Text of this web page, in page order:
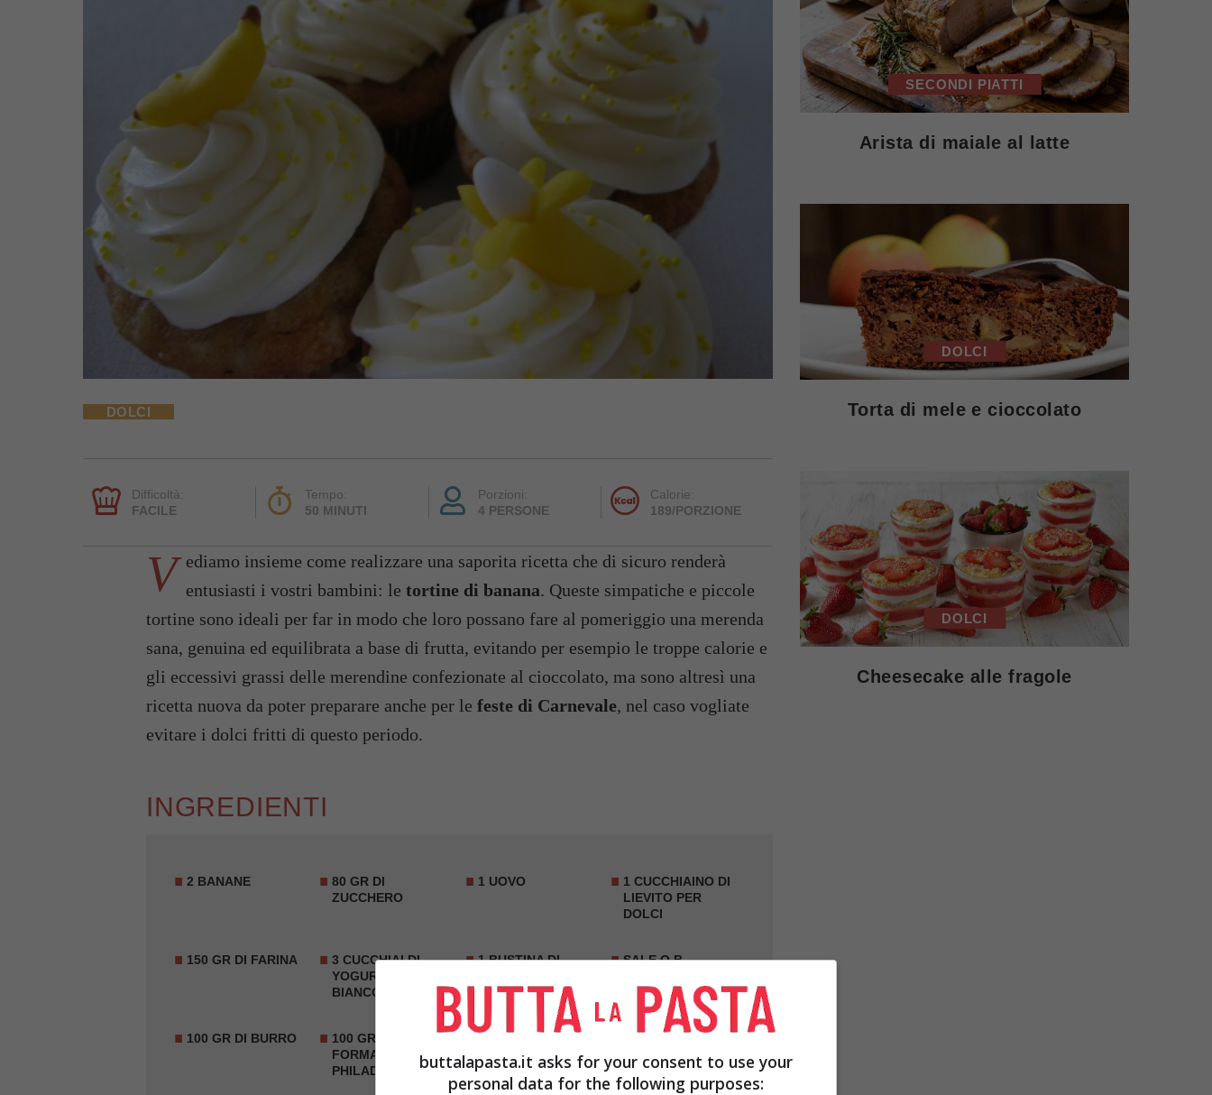
DOLCI
Difficoltà:
FACILE
Tempo:
50 MINUTI
Porzioni:
4 PERSONE
Calorie:
189/PORZIONE
V ediamo insieme come realizzare una saporita ricetta che di sicuro renderà
entusiasti i vostri bambini: le tortine di banana. Queste simpatiche e piccole
tortine sono ideali per far in modo che loro possano fare al pomeriggio una merenda
sana, genuina ed equilibrata a base di frutta, evitando per esempio le troppe calorie e
gli eccessivi grassi delle merendine confezionate al cioccolato, ma sono altresì una
ricetta nuova da poter preparare anche per le feste di Carnevale, nel caso vogliate
evitare i dolci fritti di questo periodo.
INGREDIENTI
2 BANANE
80 GR DI
ZUCCHERO
1 UOVO
1 CUCCHIAINO DI
LIEVITO PER
DOLCI
150 GR DI FARINA
3 CUCCHIAI DI
YOGURT INTERO
BIANCO
1 BUSTINA DI
SALE Q.B.
100 GR DI BURRO
100 GR DI
FORMAGGIO TIPO
PHILADELPHIA
ZUCCHERO A
VELO
SECONDI PIATTI
Arista di maiale al latte
DOLCI
Torta di mele e cioccolato
DOLCI
Cheesecake alle fragole
buttalapasta.it asks for your consent to use your
personal data for the following purposes: